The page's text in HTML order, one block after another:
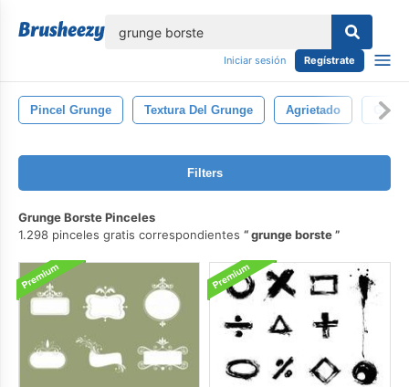
Iniciar sesión Regístrate
Pincel Grunge Textura Del Grunge Agrietado Grieta
Filters
Grunge Borste Pinceles
1.298 pinceles gratis correspondientes
grunge borste